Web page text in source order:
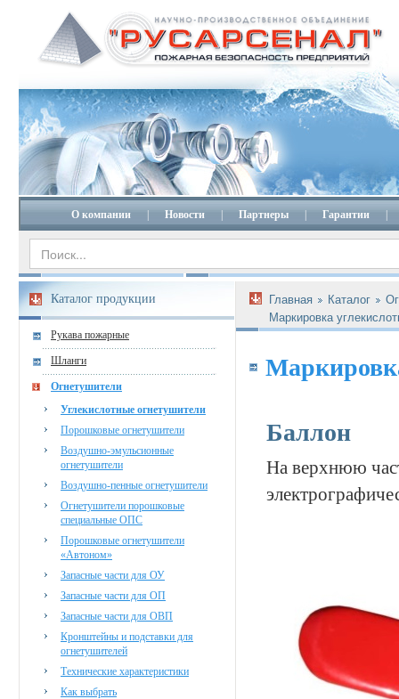
О компании Новости Партнеры Гарантии
Каталог продукции
Рукава пожарные
Шланги
Огнетушители
Углекислотные огнетушители
Порошковые огнетушители
Воздушно-эмульсионные
огнетушители
Воздушно-пенные огнетушители
Огнетушители порошковые
специальные ОПС
Порошковые огнетушители
«Автоном»
Запасные части для ОУ
Запасные части для ОП
Запасные части для ОВП
Кронштейны и подставки для
огнетушителей
Технические характеристики
Как выбрать
Главная Каталог
Маркировка
Баллон
На верхнюю